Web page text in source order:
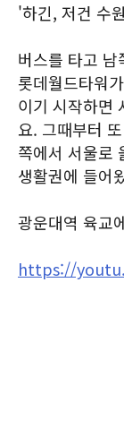
'하긴, 저건 수
버스를 타고
롯데월드타워
이기 시작하면
요. 그때부터
쪽에서 서울로
생활권에 들어
광운대역 육교
https://